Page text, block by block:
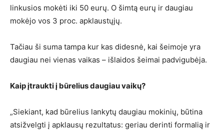
linkusios mokėti iki 50 eurų. O šimtą eurų ir daugiau
mokėjo vos 3 proc. apklaustųjų.
Tačiau ši suma tampa kur kas didesnė, kai šeimoje yra
daugiau nei vienas vaikas – išlaidos šeimai padvigubėja.
Kaip įtraukti į būrelius daugiau vaikų?
„Siekiant, kad būrelius lankytų daugiau mokinių, būtina
atsižvelgti į apklausų rezultatus: geriau derinti formalią ir